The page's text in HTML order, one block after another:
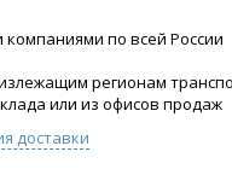
по всей России
регионам
или из офисов продаж
доставки